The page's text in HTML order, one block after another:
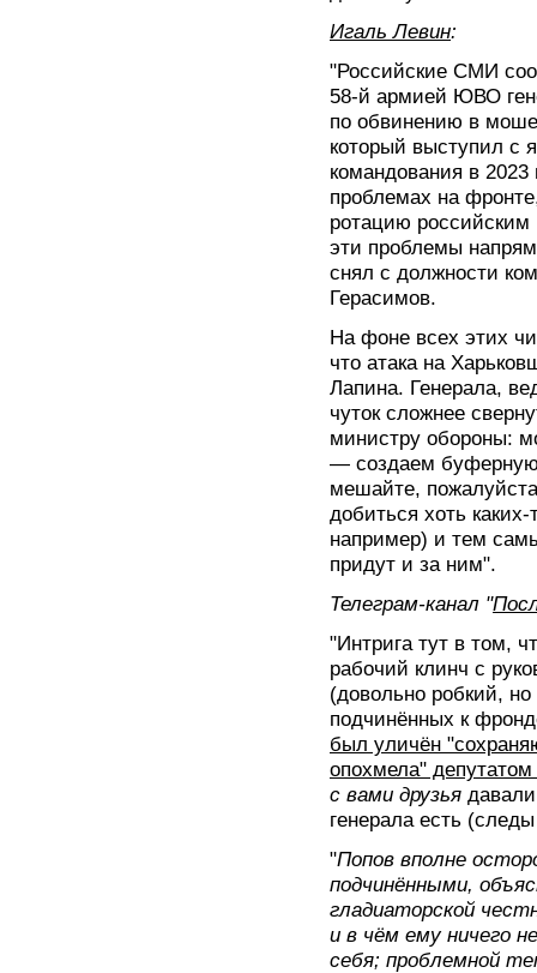
Игаль Левин:
"Российские СМИ
58-й армией ЮВО
по обвинению в
который выступил с
командования в
проблемах на
ротацию российским
эти проблемы
снял с должности
Герасимов.
На фоне всех этих
что атака на
Лапина. Генерала,
чуток сложнее
министру обороны:
— создаем буферную
мешайте,
добиться хоть
например) и тем
придут и за ним".
Телеграм-канал "
"Интрига тут в том,
рабочий клинч с
(довольно робкий,
подчинённых к
был уличён
опохмела"
с вами друзья
генерала есть
"Попов вполне
подчинёнными,
гладиаторской
и в чём ему ничего
себя; проблемной